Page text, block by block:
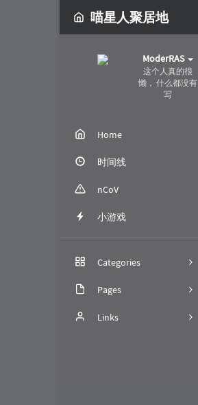
喵星人聚居地
ModerRAS
这个人真的很
懒， 什么都没有
写
Home
时间线
nCoV
小游戏
Categories
152
2
Pages
nCoVLinks